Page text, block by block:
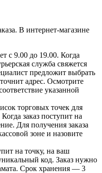
В интернет-магазине
с 9.00 до 19.00. Когда
служба свяжется
предложит выбрать
адрес. Осмотрите
указанной
торговых точек для
заказ поступит на
Для получения заказа
зоне и назовите
на точку, на ваш
код. Заказ нужно
Срок хранения — 3